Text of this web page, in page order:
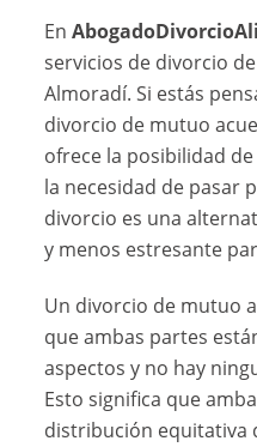
En
servicios de divorcio
Almoradí. Si estás
divorcio de mutuo
ofrece la posibilidad
la necesidad de pasar
divorcio es una
y menos estresante
Un divorcio de mutuo
que ambas partes
aspectos y no hay
Esto significa que
distribución equitativa